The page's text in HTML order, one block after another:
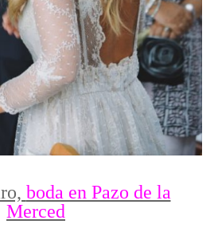
boda en Pazo de la
Merced